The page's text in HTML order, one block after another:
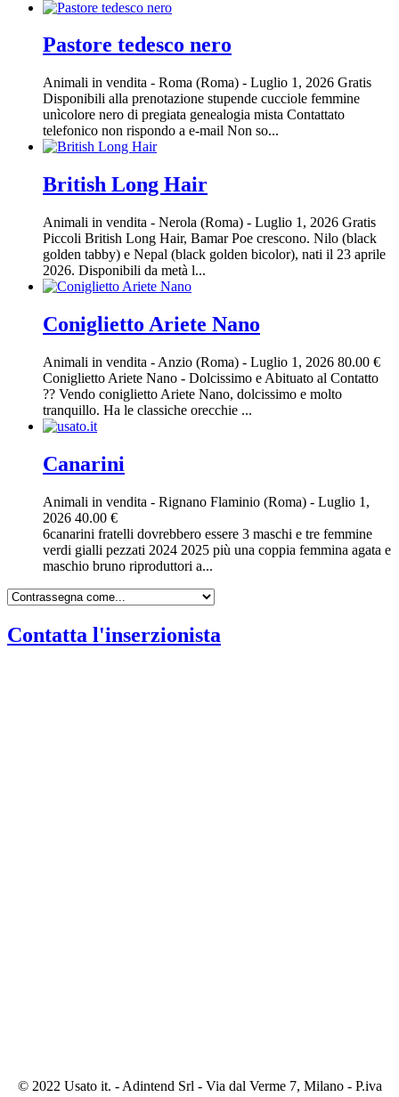
Pastore tedesco nero
Animali in vendita - Roma (Roma) - Luglio 1, 2026 Gratis
Disponibili alla prenotazione stupende cucciole femmine
unìcolore nero di pregiata genealogia mista Contattato
telefonico non rispondo a e-mail Non so...
British Long Hair
Animali in vendita - Nerola (Roma) - Luglio 1, 2026 Gratis
Piccoli British Long Hair, Bamar Poe crescono. Nilo (black
golden tabby) e Nepal (black golden bicolor), nati il 23 aprile
2026. Disponibili da metà l...
Coniglietto Ariete Nano
Animali in vendita - Anzio (Roma) - Luglio 1, 2026 80.00 €
Coniglietto Ariete Nano - Dolcissimo e Abituato al Contatto
?? Vendo coniglietto Ariete Nano, dolcissimo e molto
tranquillo. Ha le classiche orecchie ...
Canarini
Animali in vendita - Rignano Flaminio (Roma) - Luglio 1,
2026 40.00 €
6canarini fratelli dovrebbero essere 3 maschi e tre femmine
verdi gialli pezzati 2024 2025 più una coppia femmina agata e
maschio bruno riproduttori a...
Contatta l'inserzionista
© 2022 Usato it. - Adintend Srl - Via dal Verme 7, Milano - P.iva